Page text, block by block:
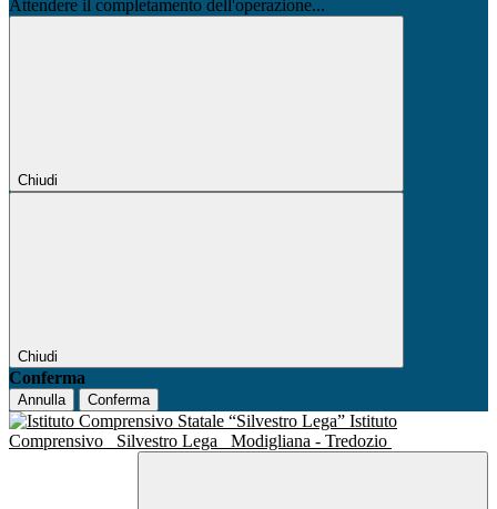
Attendere il completamento dell'operazione...
Chiudi
Chiudi
Conferma
Annulla Conferma
Istituto
Comprensivo
Silvestro Lega Modigliana - Tredozio